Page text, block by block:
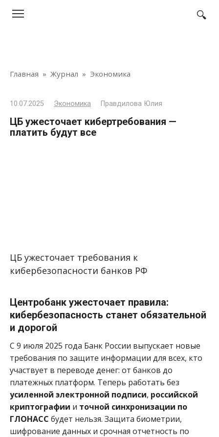
Главная » Журнал » Экономика
10.07.2025 Экономика Правдилова Юлия
ЦБ ужесточает кибертребования —
платить будут все
ЦБ ужесточает требования к
кибербезопасности банков РФ
Центробанк ужесточает правила:
кибербезопасность станет обязательной
и дорогой
С 9 июля 2025 года Банк России выпускает новые
требования по защите информации для всех, кто
участвует в переводе денег: от банков до
платежных платформ. Теперь работать без
усиленной электронной подписи, российской
криптографии и точной синхронизации по
ГЛОНАСС будет нельзя. Защита биометрии,
шифрование данных и срочная отчетность по